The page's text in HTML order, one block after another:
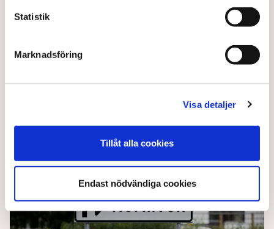
Statistik
Marknadsföring
Visa detaljer
Tillåt alla cookies
Endast nödvändiga cookies
I Sveriges största praktikprogram för utrikesfödda
Abdulkadir Turan från Turkiet och Tanto Untung från
Indonesien. Efter lång tid av traditionellt
”Jobbsprånget gav effekt och vi kan stanna här i
Av: Anders Carlsson